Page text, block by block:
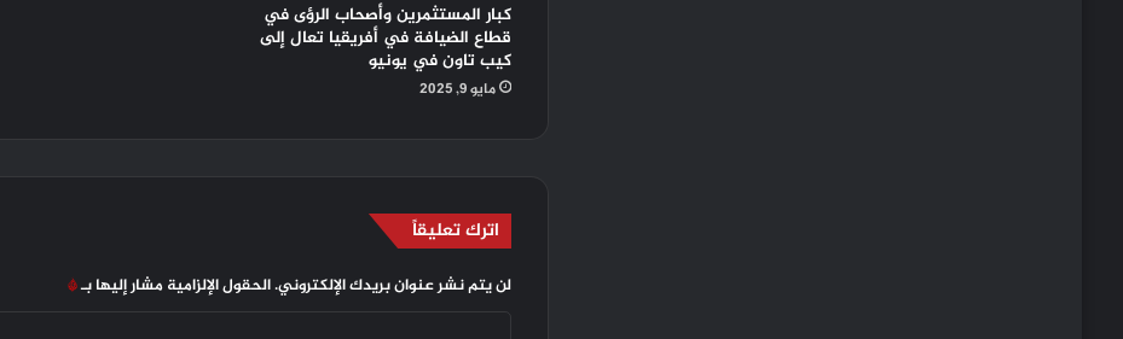
كبار المستثمرين وأصحاب الرؤى في
قطاع الضيافة في أفريقيا تعال إلى
كيب تاون في يونيو
مايو 9, 2025
اترك تعليقاً
لن يتم نشر عنوان بريدك الإلكتروني.الحقول الإلزامية مشار إليها بـ*